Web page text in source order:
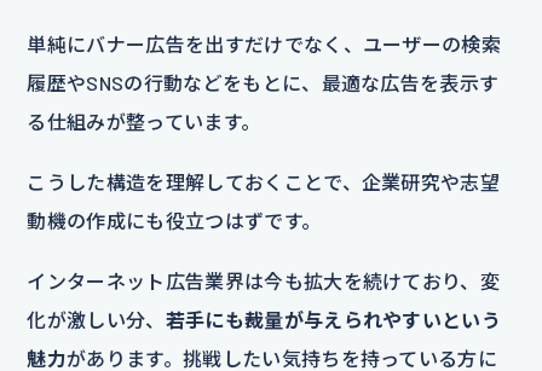
単純にバナー広告を出すだけでなく、ユーザーの検索
履歴やSNSの行動などをもとに、最適な広告を表示す
る仕組みが整っています。
こうした構造を理解しておくことで、企業研究や志望
動機の作成にも役立つはずです。
インターネット広告業界は今も拡大を続けており、変
化が激しい分、 若手にも裁量が与えられやすいという
魅力があります。挑戦したい気持ちを持っている方に